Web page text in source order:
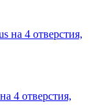
4 отверстия,